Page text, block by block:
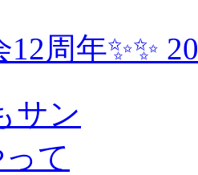
12周年✨✨